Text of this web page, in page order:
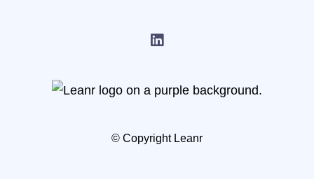
© Copyright Leanr